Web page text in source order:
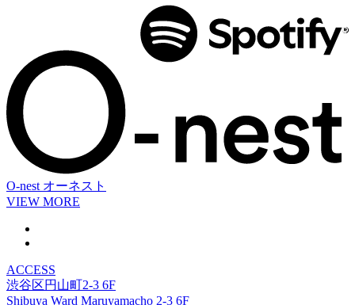
O-nest オーネスト
VIEW MORE
ACCESS
渋谷区円山町2-3 6F
Shibuya Ward Maruyamacho 2-3 6F